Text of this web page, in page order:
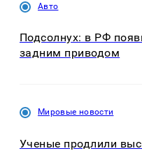
Авто
Подсолнух: в РФ
задним приводом
Мировые новости
Ученые продлили